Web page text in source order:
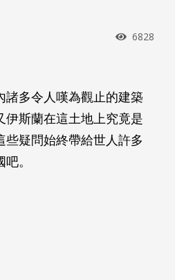
瀏覽次數
6828
諸多令人嘆為觀止的建築
伊斯蘭在這土地上究竟是
疑問始終帶給世人許多
。